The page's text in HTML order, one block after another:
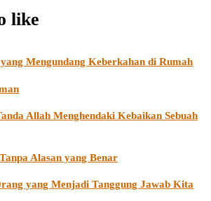
like
Mengundang Keberkahan di Rumah
Allah Menghendaki Kebaikan Sebuah
Alasan yang Benar
yang Menjadi Tanggung Jawab Kita